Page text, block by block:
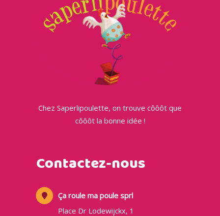
Chez Saperlipoulette, on trouve côôôt que
côôôt la bonne idée !
Contactez-nous
Ça roule ma poule sprl
Place Dr Lodewijckx, 1